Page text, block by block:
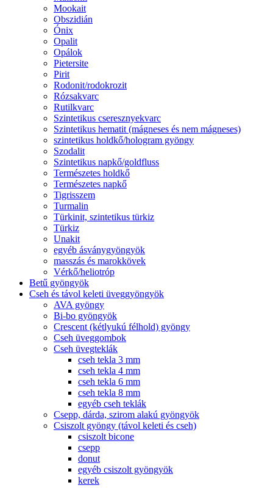
Mookait
Obszidián
Ónix
Opalit
Opálok
Pietersite
Pirit
Rodonit/rodokrozit
Rózsakvarc
Rutilkvarc
Szintetikus cseresznyekvarc
Szintetikus hematit (mágneses és nem mágneses)
szintetikus holdkő/hologram gyöngy
Szodalit
Szintetikus napkő/goldfluss
Természetes holdkő
Természetes napkő
Tigrisszem
Turmalin
Türkinit, szintetikus türkiz
Türkiz
Unakit
egyéb ásványgyöngyök
masszás és marokkövek
Vérkő/heliotróp
Betű gyöngyök
Cseh és távol keleti üveggyöngyök
AVA gyöngy
Bi-bo gyöngyök
Crescent (kétlyukú félhold) gyöngy
Cseh üveggombok
Cseh üvegteklák
cseh tekla 3 mm
cseh tekla 4 mm
cseh tekla 6 mm
cseh tekla 8 mm
egyéb cseh teklák
Csepp, dárda, szirom alakú gyöngyök
Csiszolt gyöngy (távol keleti és cseh)
csiszolt bicone
csepp
donut
egyéb csiszolt gyöngyök
kerek